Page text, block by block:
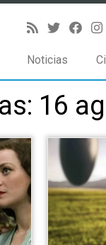
Noticias
16